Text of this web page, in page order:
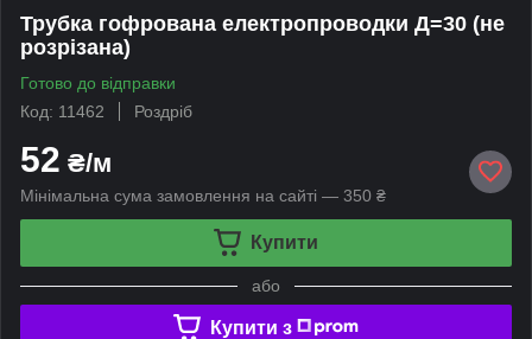
Трубка гофрована електропроводки Д=30 (не
розрізана)
Готово до відправки
Код: 11462
Роздріб
52 ₴/м
Мінімальна сума замовлення на сайті — 350 ₴
Купити
або
Купити з